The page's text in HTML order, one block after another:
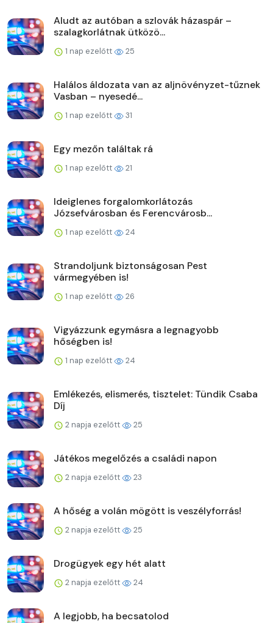
Aludt az autóban a szlovák házaspár –
szalagkorlátnak ütközö...
1 nap ezelőtt 25
Halálos áldozata van az aljnövényzet-tűznek
Vasban – nyesedé...
1 nap ezelőtt 31
Egy mezőn találtak rá
1 nap ezelőtt 21
Ideiglenes forgalomkorlátozás
Józsefvárosban és Ferencvárosb...
1 nap ezelőtt 24
Strandoljunk biztonságosan Pest
vármegyében is!
1 nap ezelőtt 26
Vigyázzunk egymásra a legnagyobb
hőségben is!
1 nap ezelőtt 24
Emlékezés, elismerés, tisztelet: Tündik Csaba
Díj
2 napja ezelőtt 25
Játékos megelőzés a családi napon
2 napja ezelőtt 23
A hőség a volán mögött is veszélyforrás!
2 napja ezelőtt 25
Drogügyek egy hét alatt
2 napja ezelőtt 24
A legjobb, ha becsatolod